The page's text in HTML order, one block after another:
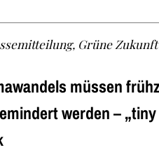
Grüne
müssen
werden –